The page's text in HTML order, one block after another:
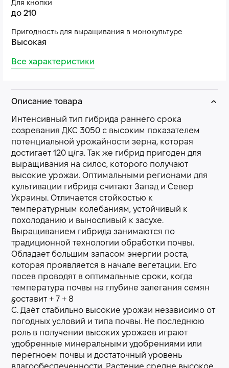
Для кнопки
до 210
Пригодность для выращивания в монокультуре
Высокая
Все характеристики
Описание товара
Интенсивный тип гибрида раннего срока
созревания ДКС 3050 с высоким показателем
потенциальной урожайности зерна, которая
достигает 120 ц/га. Так же гибрид пригоден для
выращивания на силос, которого получают
высокие урожаи. Оптимальными регионами для
культивации гибрида считают Запад и Север
Украины. Отличается стойкостью к
температурным колебаниям, устойчивый к
похолоданию и выносливый к засухе.
Выращиванием гибрида занимаются по
традиционной технологии обработки почвы.
Обладает большим запасом энергии роста,
которая проявляется в начале вегетации. Его
посев проводят в оптимальные сроки, когда
температура почвы на глубине залегания семян
составит + 7 + 8
0
С. Даёт стабильно высокие урожаи независимо от
погодных условий и типа почвы. Не последнюю
роль в получении высоких урожаев играют
удобренные минеральными удобрениями или
перегноем почвы и достаточный уровень